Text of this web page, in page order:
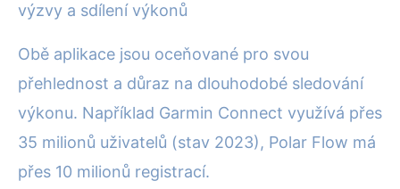
výzvy a sdílení výkonů
Obě aplikace jsou oceňované pro svou
přehlednost a důraz na dlouhodobé sledování
výkonu. Například Garmin Connect využívá přes
35 milionů uživatelů (stav 2023), Polar Flow má
přes 10 milionů registrací.